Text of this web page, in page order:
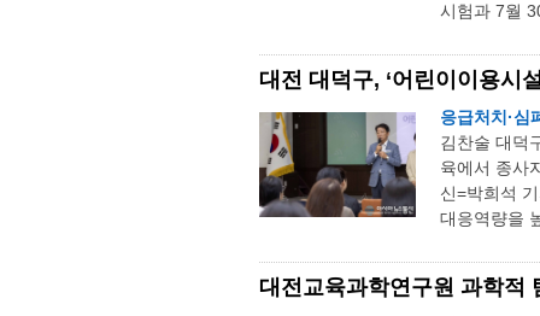
시험과 7월
대전 대덕구, ‘어린이이용시
응급처치·
김찬술 대덕
육에서 종사
신=박희석
대응역량을
대전교육과학연구원 과학적